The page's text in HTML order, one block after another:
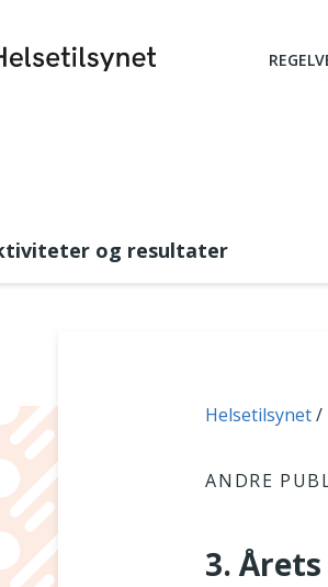
og resultater
Du er her:
Helsetilsynet
ANDRE
3.